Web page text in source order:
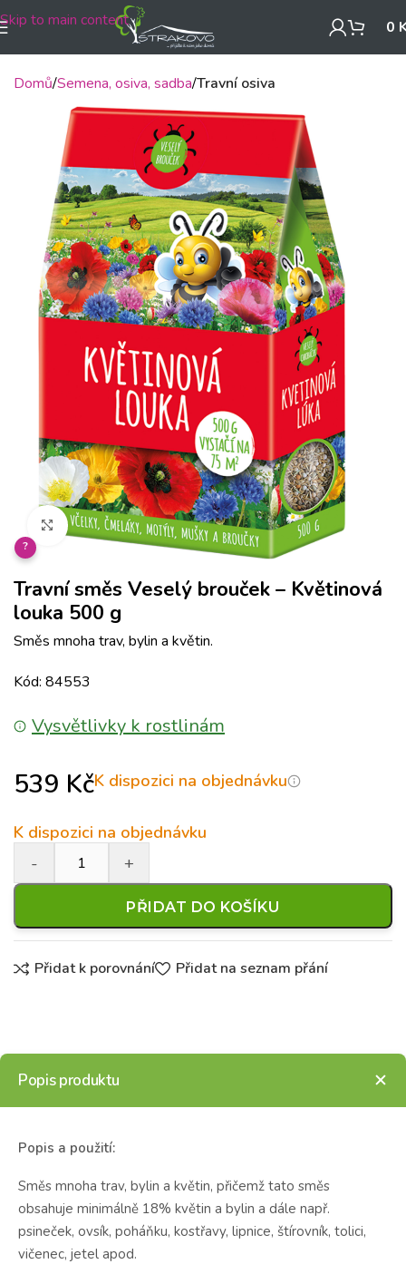
Skip to main content 0
Domů Semena, osiva, sadba Travní osiva
Klikněte pro zvětšení
?
Travní směs Veselý brouček – Květinová
louka 500 g
Směs mnoha trav, bylin a květin.
Kód: 84553
Vysvětlivky k rostlinám
539 KčK dispozici na objednávku
K dispozici na objednávku
PŘIDAT DO KOŠÍKU
Přidat k porovnání Přidat na seznam přání
Popis produktu
Popis a použití:
Směs mnoha trav, bylin a květin, přičemž tato směs
obsahuje minimálně 18% květin a bylin a dále např.
psineček, ovsík, poháňku, kostřavy, lipnice, štírovník, tolici,
vičenec, jetel apod.